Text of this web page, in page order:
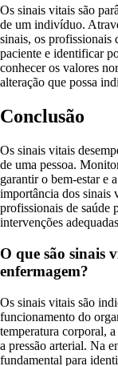
Os sinais vitais são
de um indivíduo.
sinais, os profissionais
paciente e identificar
conhecer os valores
alteração que possa
Conclusão
Os sinais vitais
de uma pessoa.
garantir o bem-estar e
importância dos sinais
profissionais de saúde
intervenções
O que são sinais
enfermagem?
Os sinais vitais são
funcionamento do
temperatura corporal,
a pressão arterial. Na
fundamental para